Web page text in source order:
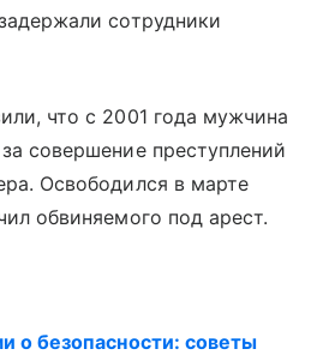
сотрудники
что с 2001 года мужчина
совершение преступлений
Освободился в марте
обвиняемого под арест.
о безопасности: советы